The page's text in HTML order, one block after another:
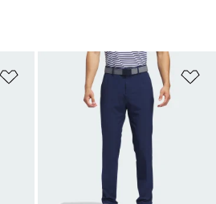
Ajouter à la Liste de produits